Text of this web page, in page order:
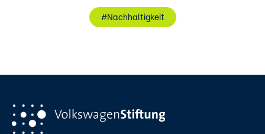
#Nachhaltigkeit